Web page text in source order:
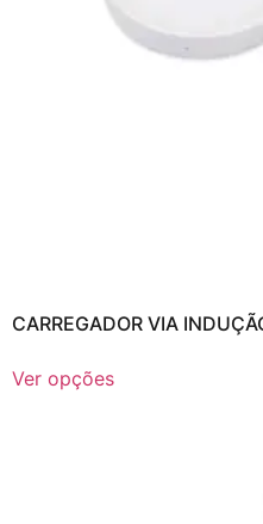
CARREGADOR VIA
Ver opções